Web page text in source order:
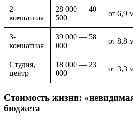
2-
комнатная
28 000 — 40
500
от 6,9
3-
комнатная
39 000 — 58
000
от 8,8
Студия,
центр
18 000 — 23
000
от 3,3
Стоимость жизни:
бюджета